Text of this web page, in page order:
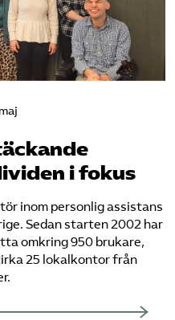
i fokus
inom personlig assistans
Sedan starten 2002 har
omkring 950 brukare,
25 lokalkontor från